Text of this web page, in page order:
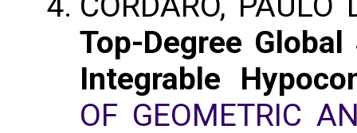
Top-Degree
Integrable
OF GEOMETRIC